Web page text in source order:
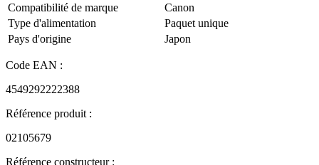
Compatibilité de marque
Canon
Type d'alimentation
Paquet unique
Pays d'origine
Japon
Code EAN :
4549292222388
Référence produit :
02105679
Référence constructeur :